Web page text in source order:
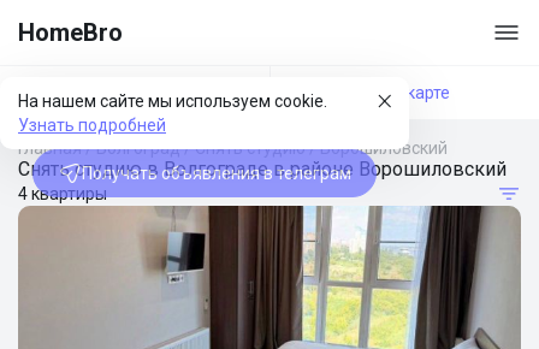
HomeBro
На нашем сайте мы используем cookie.
Узнать подробней
Получать объявления в телеграм
Фильтры На карте
Главная/Волгоград/Снять студию/Ворошиловский
Снять студию в Волгограде в районе Ворошиловский
4 квартиры